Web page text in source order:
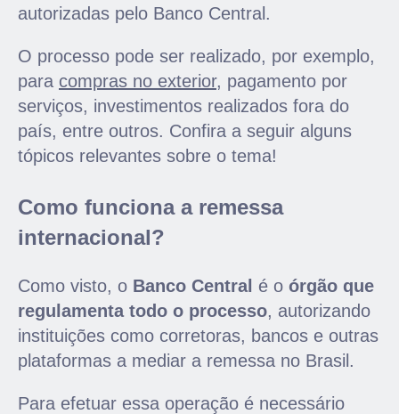
autorizadas pelo Banco Central.
O processo pode ser realizado, por exemplo,
para compras no exterior, pagamento por
serviços, investimentos realizados fora do
país, entre outros. Confira a seguir alguns
tópicos relevantes sobre o tema!
Como funciona a remessa
internacional?
Como visto, o Banco Central é o órgão que
regulamenta todo o processo, autorizando
instituições como corretoras, bancos e outras
plataformas a mediar a remessa no Brasil.
Para efetuar essa operação é necessário